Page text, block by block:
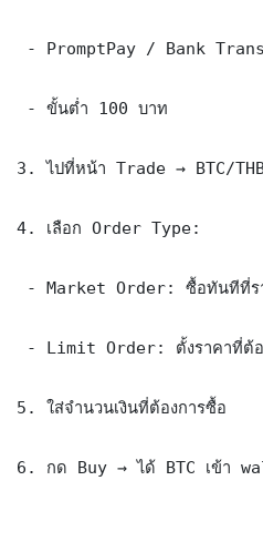
- PromptPay / Bank
- ขั้นต่ำ 100 บาท
3. ไปที่หน้า Trade → BTC/
4. เลือก Order Type:
- Market Order: ซื้อทันทีที่ร
- Limit Order: ตั้งราคาที่ต้อ
5. ใส่จำนวนเงินที่ต้องการซื้อ
6. กด Buy → ได้ BTC เข้า